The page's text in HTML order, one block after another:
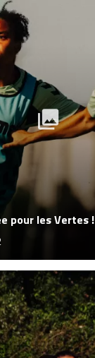
pour les Vertes !